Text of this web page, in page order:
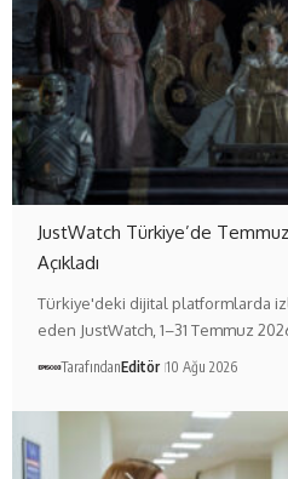
JustWatch Türkiye’de
Açıkladı
Türkiye'deki dijital platformlarda
eden JustWatch, 1–31 Temmuz
TarafındanEditör 10 Ağu 2026